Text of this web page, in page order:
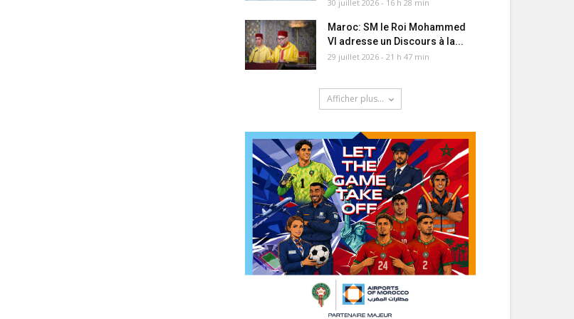
30 juillet 2026 - 16 h 28 min
Maroc: SM le Roi Mohammed
VI adresse un Discours à la...
29 juillet 2026 - 21 h 47 min
Afficher plus...